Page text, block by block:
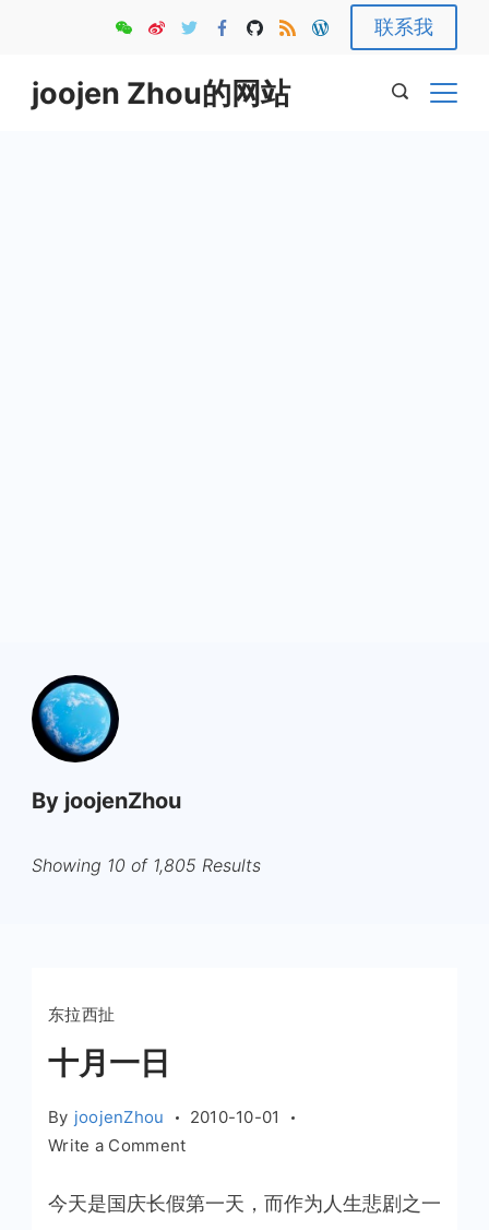
content
联系我
joojen Zhou的网站
By joojenZhou
Showing 10 of 1,805 Results
东拉西扯
十月一日
By joojenZhou
2010-10-01
Write a Commenton
月
今天是国庆长假第一天，而作为人生悲剧之一